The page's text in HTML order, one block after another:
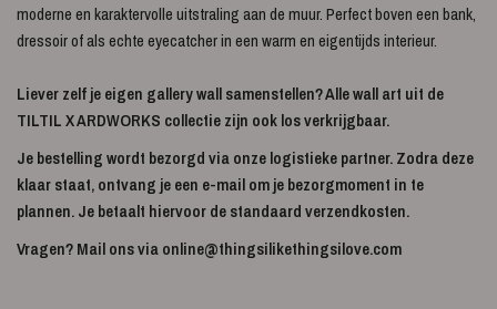
moderne en karaktervolle uitstraling aan de muur. Perfect boven een bank,
dressoir of als echte eyecatcher in een warm en eigentijds interieur.
Liever zelf je eigen gallery wall samenstellen? Alle wall art uit de
TILTIL X ARDWORKS collectie zijn ook los verkrijgbaar.
Je bestelling wordt bezorgd via onze logistieke partner. Zodra deze
klaar staat, ontvang je een e-mail om je bezorgmoment in te
plannen. Je betaalt hiervoor de standaard verzendkosten.
Vragen? Mail ons viaonline@thingsilikethingsilove.com